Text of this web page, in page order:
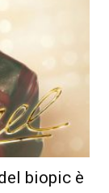
biopic è